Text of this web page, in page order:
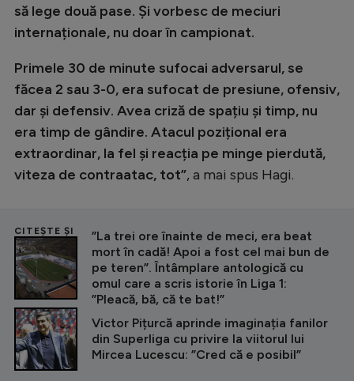
să lege două pase. Și vorbesc de meciuri
internaționale, nu doar în campionat.
Primele 30 de minute sufocai adversarul, se
făcea 2 sau 3-0, era sufocat de presiune, ofensiv,
dar și defensiv. Avea criză de spațiu și timp, nu
era timp de gândire. Atacul pozițional era
extraordinar, la fel și reacția pe minge pierdută,
viteza de contraatac, tot”, a mai spus Hagi.
CITEȘTE ȘI
”La trei ore înainte de meci, era beat
mort în cadă! Apoi a fost cel mai bun de
pe teren”. Întâmplare antologică cu
omul care a scris istorie în Liga 1:
”Pleacă, bă, că te bat!”
Victor Pițurcă aprinde imaginația fanilor
din Superliga cu privire la viitorul lui
Mircea Lucescu: ”Cred că e posibil”